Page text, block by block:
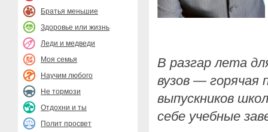
Братья меньшие
Здоровье или жизнь
Леди и медведи
Моя семья
Научим любого
Не тормози
Отдохни и ты
Полит просвет
В разгар лета
вузов — горячая
выпускников
себе учебные